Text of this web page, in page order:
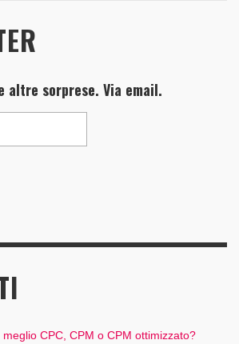
altre sorprese. Via email.
meglio CPC, CPM o CPM ottimizzato?